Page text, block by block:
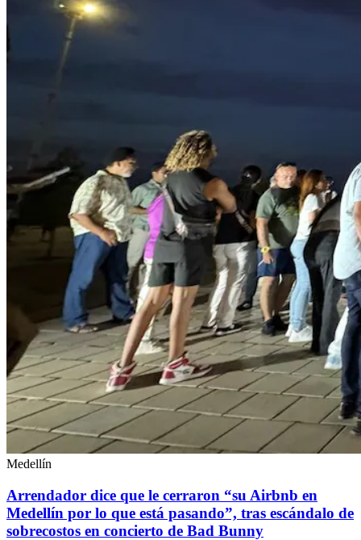
Medellín
Arrendador dice que le cerraron “su Airbnb en
Medellín por lo que está pasando”, tras escándalo de
sobrecostos en concierto de Bad Bunny